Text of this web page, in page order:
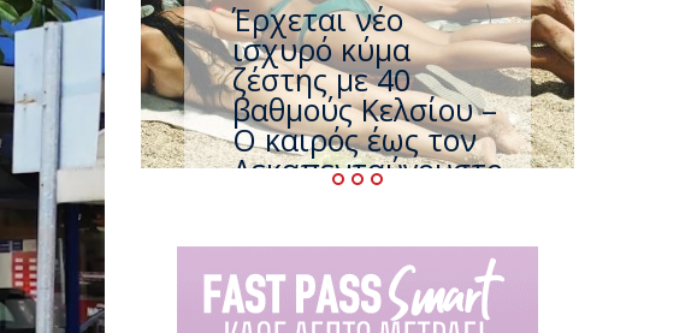
Άφαντος ο
Τσίπρας… την ώρα
που η χώρα
καίγεται